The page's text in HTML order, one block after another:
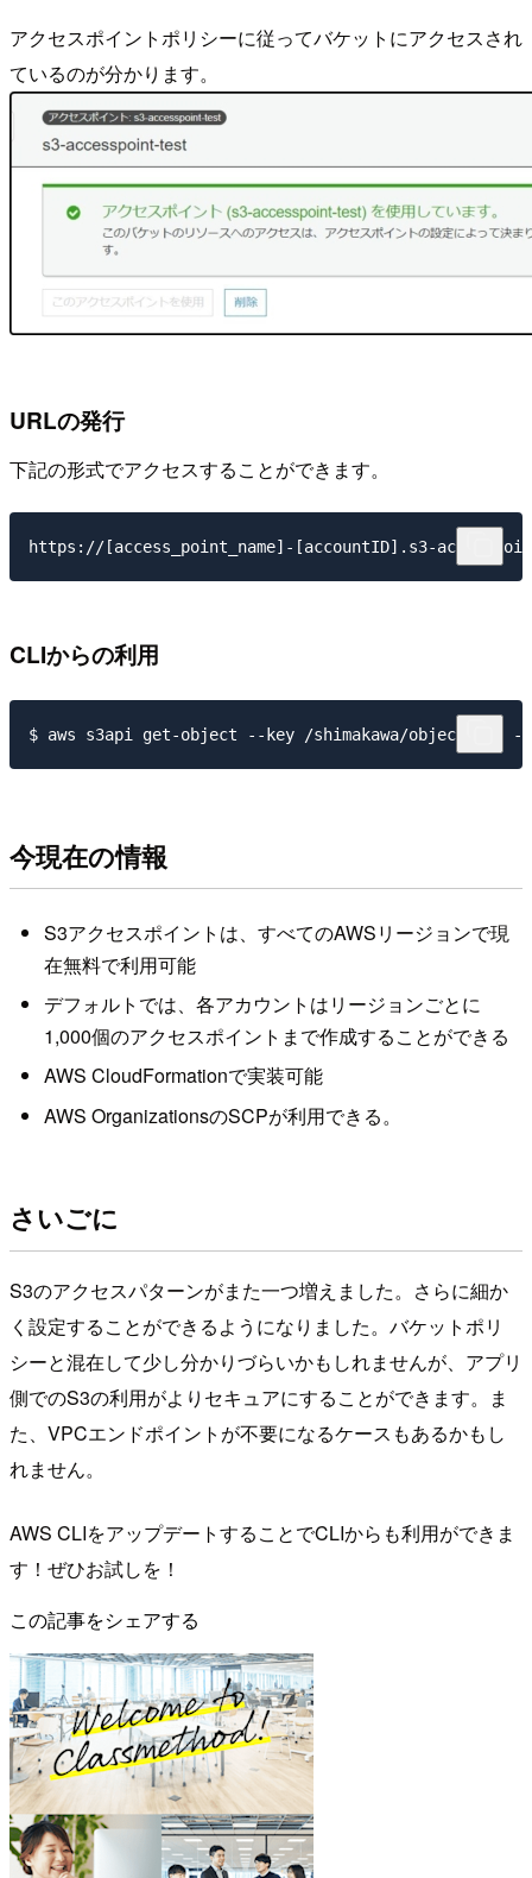
アクセスポイントポリシーに従ってバケットにアクセスされ
ているのが分かります。
URLの発行
下記の形式でアクセスすることができます。
CLIからの利用
今現在の情報
S3アクセスポイントは、すべてのAWSリージョンで現
在無料で利用可能
デフォルトでは、各アカウントはリージョンごとに
1,000個のアクセスポイントまで作成することができる
AWS CloudFormationで実装可能
AWS OrganizationsのSCPが利用できる。
さいごに
S3のアクセスパターンがまた一つ増えました。さらに細か
く設定することができるようになりました。バケットポリ
シーと混在して少し分かりづらいかもしれませんが、アプリ
側でのS3の利用がよりセキュアにすることができます。ま
た、VPCエンドポイントが不要になるケースもあるかもし
れません。
AWS CLIをアップデートすることでCLIからも利用ができま
す！ぜひお試しを！
この記事をシェアする